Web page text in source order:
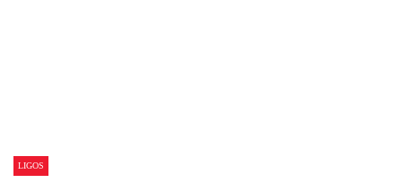
LIGOS